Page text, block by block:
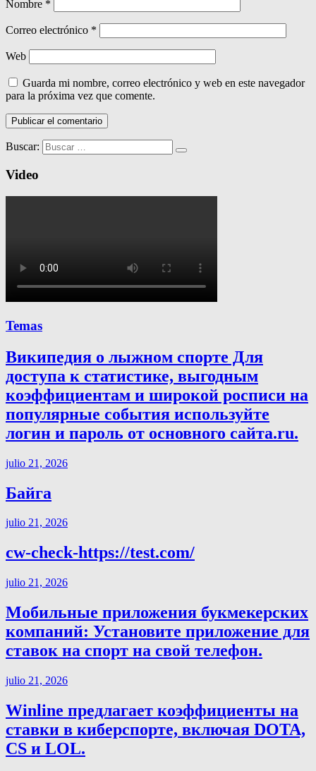
Nombre *
Correo electrónico *
Web
Guarda mi nombre, correo electrónico y web en este navegador
para la próxima vez que comente.
Buscar:
Video
Temas
Википедия о лыжном спорте Для
доступа к статистике, выгодным
коэффициентам и широкой росписи на
популярные события используйте
логин и пароль от основного сайта.ru.
julio 21, 2026
Байга
julio 21, 2026
cw-check-https://test.com/
julio 21, 2026
Мобильные приложения букмекерских
компаний: Установите приложение для
ставок на спорт на свой телефон.
julio 21, 2026
Winline предлагает коэффициенты на
ставки в киберспорте, включая DOTA,
CS и LOL.